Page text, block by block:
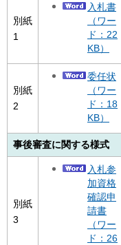
別紙
1
入札書
（ワー
ド：22
KB）
別紙
2
委任状
（ワー
ド：18
KB）
事後審査に関する様式
別紙
3
入札参
加資格
確認申
請書
（ワー
ド：26